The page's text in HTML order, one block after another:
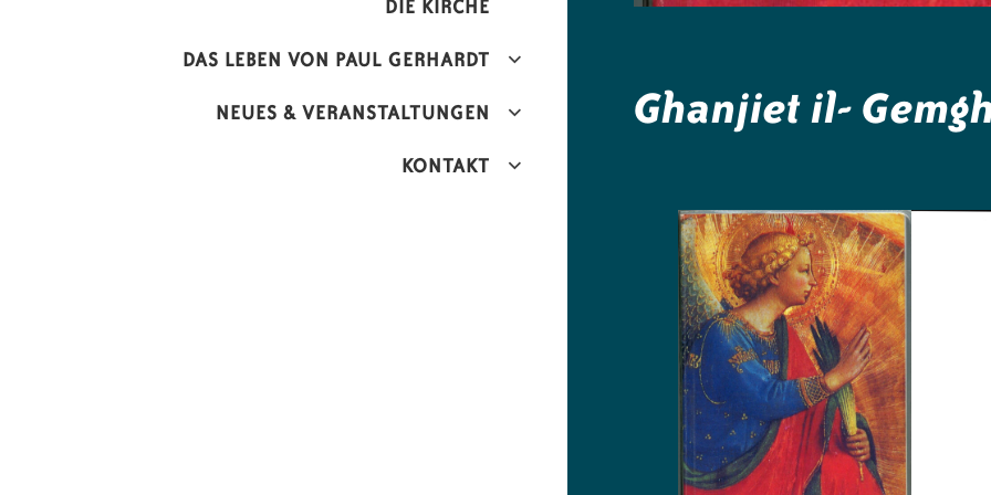
DIE KIRCHE
DAS LEBEN VON PAUL GERHARDT
NEUES & VERANSTALTUNGEN
KONTAKT
Ghanjiet il-